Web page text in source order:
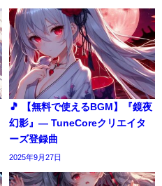
🎵 【無料で使えるBGM】『鏡夜
幻影』― TuneCoreクリエイタ
ーズ登録曲
2025年9月27日